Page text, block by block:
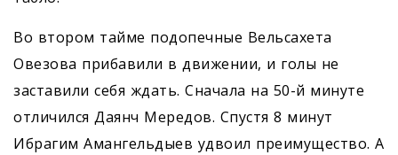
Во втором тайме подопечные Вельсахета
Овезова прибавили в движении, и голы не
заставили себя ждать. Сначала на 50-й минуте
отличился Даянч Мередов. Спустя 8 минут
Ибрагим Амангельдыев удвоил преимущество. А